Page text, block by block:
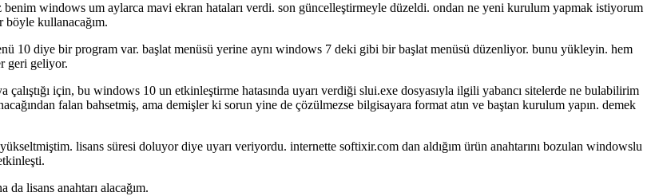
windows um aylarca mavi ekran hataları verdi. son güncelleştirmeyle düzeldi. ondan ne yeni kurulum yapmak istiyorum
kullanacağım.
10 diye bir program var. başlat menüsü yerine aynı windows 7 deki gibi bir başlat menüsü düzenliyor. bunu yükleyin. hem
geri geliyor.
için, bu windows 10 un etkinleştirme hatasında uyarı verdiği slui.exe dosyasıyla ilgili yabancı sitelerde ne bulabilirim
falan bahsetmiş, ama demişler ki sorun yine de çözülmezse bilgisayara format atın ve baştan kurulum yapın. demek
lisans süresi doluyor diye uyarı veriyordu. internette softixir.com dan aldığım ürün anahtarını bozulan windowslu
lisans anahtarı alacağım.